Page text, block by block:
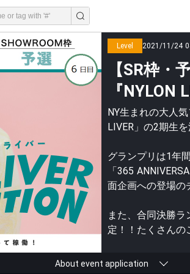
Level 2021/11/24
【SR枠
『NYLON
NY生まれの大人
LIVER」の2期生
グランプリは1年
「365
面企画への登場
また、合同決勝
定！！たくさんの
About event application